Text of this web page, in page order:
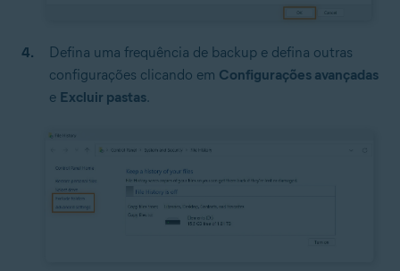
Defina uma frequência de backup e defina outras
configurações clicando em Configurações avançadas
e Excluir pastas.